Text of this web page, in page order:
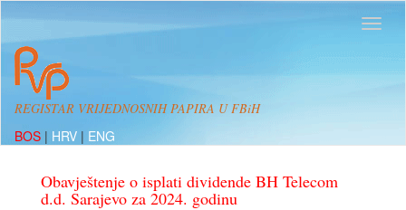
REGISTAR VRIJEDNOSNIH PAPIRA U FBiH
BOS | HRV | ENG
Obavještenje o isplati dividende BH Telecom
d.d. Sarajevo za 2024. godinu